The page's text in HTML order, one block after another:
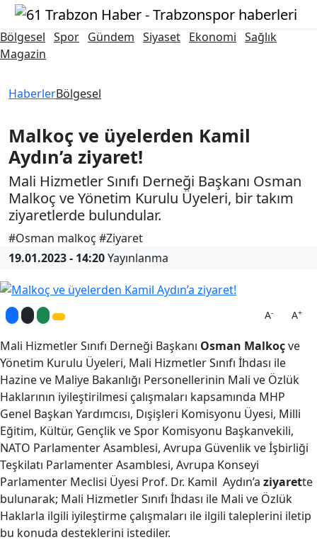
Bölgesel Spor Gündem Siyaset Ekonomi Sağlık
Magazin
HaberlerBölgesel
Malkoç ve üyelerden Kamil
Aydın’a ziyaret!
Mali Hizmetler Sınıfı Derneği Başkanı Osman
Malkoç ve Yönetim Kurulu Üyeleri, bir takım
ziyaretlerde bulundular.
#Osman malkoç #Ziyaret
19.01.2023 - 14:20Yayınlanma
A- A+
Mali Hizmetler Sınıfı Derneği Başkanı Osman Malkoçve
Yönetim Kurulu Üyeleri, Mali Hizmetler Sınıfı İhdası ile
Hazine ve Maliye Bakanlığı Personellerinin Mali ve Özlük
Haklarının iyileştirilmesi çalışmaları kapsamında MHP
Genel Başkan Yardımcısı, Dışişleri Komisyonu Üyesi, Milli
Eğitim, Kültür, Gençlik ve Spor Komisyonu Başkanvekili,
NATO Parlamenter Asamblesi, Avrupa Güvenlik ve İşbirliği
Teşkilatı Parlamenter Asamblesi, Avrupa Konseyi
Parlamenter Meclisi Üyesi Prof. Dr. Kamil Aydın’a ziyarette
bulunarak; Mali Hizmetler Sınıfı İhdası ile Mali ve Özlük
Haklarla ilgili iyileştirme çalışmaları ile ilgili taleplerini iletip
bu konuda desteklerini istediler.